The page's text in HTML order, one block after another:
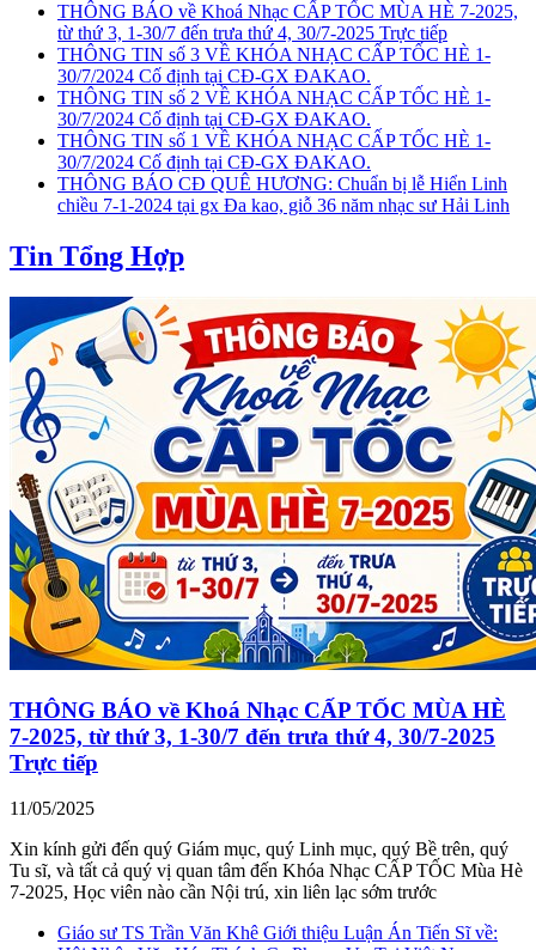
THÔNG BÁO về Khoá Nhạc CẤP TỐC MÙA HÈ 7-2025,
từ thứ 3, 1-30/7 đến trưa thứ 4, 30/7-2025 Trực tiếp
THÔNG TIN số 3 VỀ KHÓA NHẠC CẤP TỐC HÈ 1-
30/7/2024 Cố định tại CĐ-GX ĐAKAO.
THÔNG TIN số 2 VỀ KHÓA NHẠC CẤP TỐC HÈ 1-
30/7/2024 Cố định tại CĐ-GX ĐAKAO.
THÔNG TIN số 1 VỀ KHÓA NHẠC CẤP TỐC HÈ 1-
30/7/2024 Cố định tại CĐ-GX ĐAKAO.
THÔNG BÁO CĐ QUÊ HƯƠNG: Chuẩn bị lễ Hiển Linh
chiều 7-1-2024 tại gx Đa kao, giỗ 36 năm nhạc sư Hải Linh
Tin Tổng Hợp
THÔNG BÁO về Khoá Nhạc CẤP TỐC MÙA HÈ
7-2025, từ thứ 3, 1-30/7 đến trưa thứ 4, 30/7-2025
Trực tiếp
11/05/2025
Xin kính gửi đến quý Giám mục, quý Linh mục, quý Bề trên, quý
Tu sĩ, và tất cả quý vị quan tâm đến Khóa Nhạc CẤP TỐC Mùa Hè
7-2025, Học viên nào cần Nội trú, xin liên lạc sớm trước
Giáo sư TS Trần Văn Khê Giới thiệu Luận Án Tiến Sĩ về: